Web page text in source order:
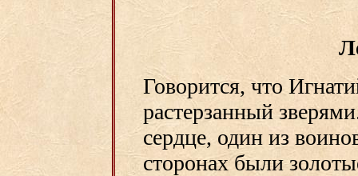
Говорится, что
растерзанный
сердце, один из
сторонах были